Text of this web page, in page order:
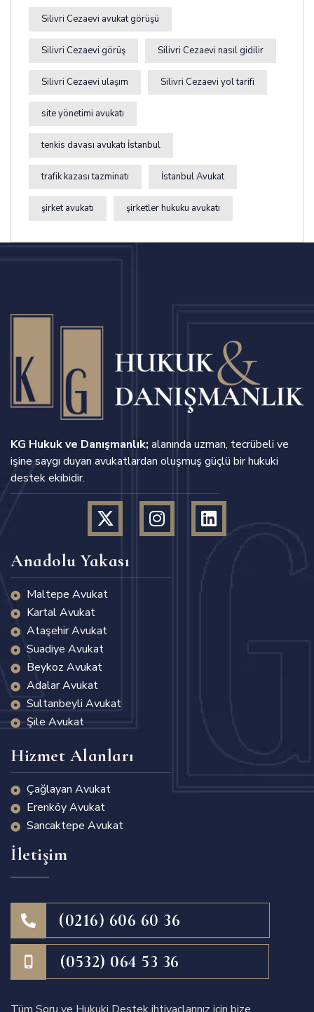
Silivri Cezaevi avukat görüşü
Silivri Cezaevi görüş Silivri Cezaevi nasıl gidilir
Silivri Cezaevi ulaşım Silivri Cezaevi yol tarifi
site yönetimi avukatı
tenkis davası avukatı İstanbul
trafik kazası tazminatı İstanbul Avukat
şirket avukatı şirketler hukuku avukatı
KG Hukuk ve Danışmanlık; alanında uzman, tecrübeli ve
işine saygı duyan avukatlardan oluşmuş güçlü bir hukuki
destek ekibidir.
Anadolu Yakası
Maltepe Avukat
Kartal Avukat
Ataşehir Avukat
Suadiye Avukat
Beykoz Avukat
Adalar Avukat
Sultanbeyli Avukat
Şile Avukat
Hizmet Alanları
Çağlayan Avukat
Erenköy Avukat
Sancaktepe Avukat
İletişim
(0216) 606 60 36
(0532) 064 53 36